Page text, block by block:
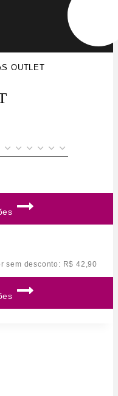
OUTLET
sem desconto: R$ 42,90